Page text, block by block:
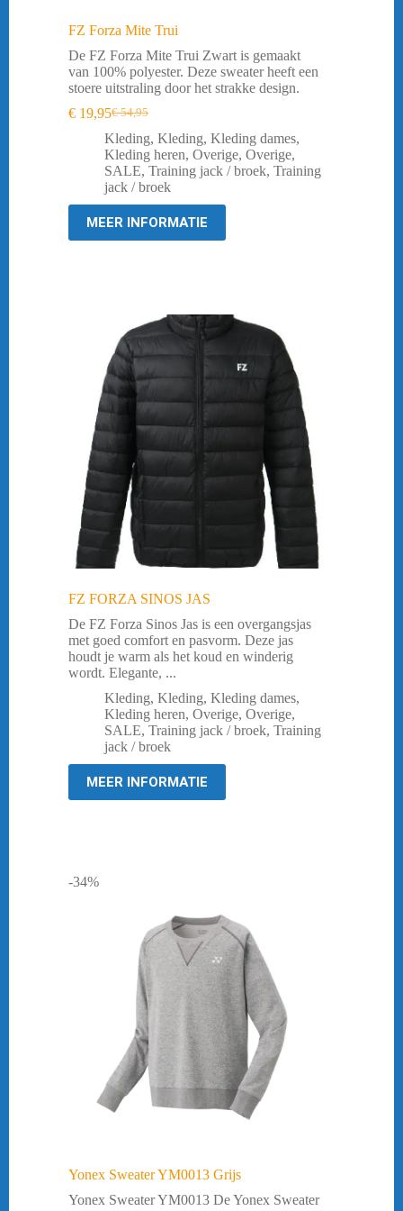
FZ Forza Mite Trui
De FZ Forza Mite Trui Zwart is gemaakt
van 100% polyester. Deze sweater heeft een
stoere uitstraling door het strakke design.
€54,95
Oorspronkelijke
prijs
was:
€ 54,95.
€ 19,95Huidige
prijs
is:
€ 19,95.
Kleding, Kleding, Kleding dames,
Kleding heren, Overige, Overige,
SALE, Training jack / broek, Training
jack / broek
MEER INFORMATIE
FZ FORZA SINOS JAS
De FZ Forza Sinos Jas is een overgangsjas
met goed comfort en pasvorm. Deze jas
houdt je warm als het koud en winderig
wordt. Elegante, ...
Kleding, Kleding, Kleding dames,
Kleding heren, Overige, Overige,
SALE, Training jack / broek, Training
jack / broek
MEER INFORMATIE
-34%
Yonex Sweater YM0013 Grijs
Yonex Sweater YM0013 De Yonex Sweater